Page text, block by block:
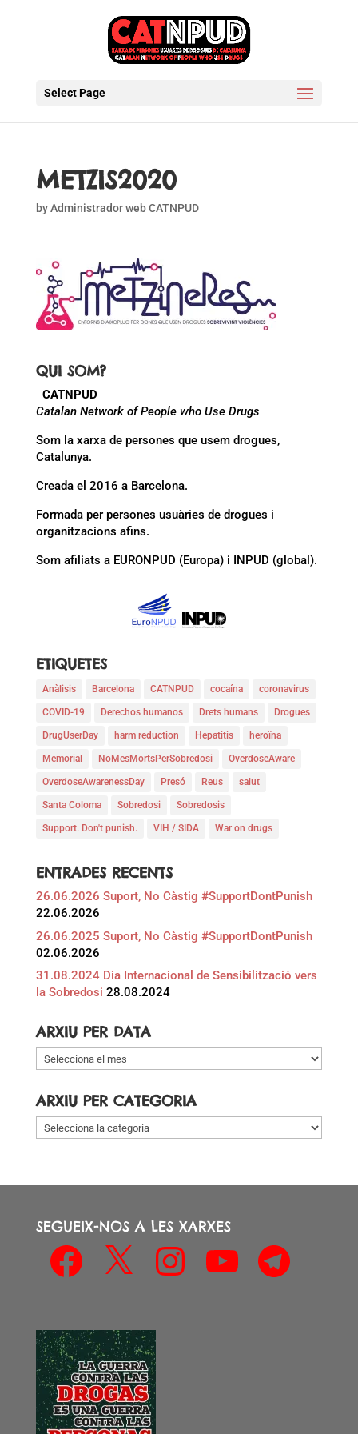
Select Page
METZIS2020
byAdministrador web CATNPUD
QUI SOM?
CATNPUD
Catalan Network of People who Use Drugs
Som la xarxa de persones que usem drogues,
Catalunya.
Creada el 2016 a Barcelona.
Formada per persones usuàries de drogues i
organitzacions afins.
Som afiliats a EURONPUD (Europa) i INPUD (global).
ETIQUETES
Anàlisis Barcelona CATNPUD cocaína coronavirus
COVID-19 Derechos humanos Drets humans Drogues
DrugUserDay harm reduction Hepatitis heroïna
Memorial NoMesMortsPerSobredosi OverdoseAware
OverdoseAwarenessDay Presó Reus salut
Santa Coloma Sobredosi Sobredosis
Support. Don't punish. VIH / SIDA War on drugs
ENTRADES RECENTS
26.06.2026 Suport, No Càstig #SupportDontPunish
22.06.2026
26.06.2025 Suport, No Càstig #SupportDontPunish
02.06.2026
31.08.2024 Dia Internacional de Sensibilització vers
la Sobredosi 28.08.2024
ARXIU PER DATA
Arxiu
per
ARXIU PER CATEGORIA
Arxiu
per
SEGUEIX-NOS A LES XARXES
Facebook Instagram Telegram